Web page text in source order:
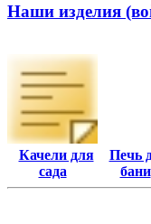
Наши изделия
Качели для
сада
Печь
бани